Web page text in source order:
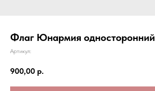
Флаг Юнармия односторонний
Артикул:
900,00 р.